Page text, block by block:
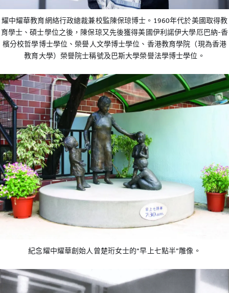
耀中耀華教育網絡行政總裁兼校監陳保琼博士。1960年代於美國取得教
育學士、碩士學位之後，陳保琼又先後獲得美國伊利諾伊大學厄巴納-香
檳分校哲學博士學位、榮譽人文學博士學位、香港教育學院（現為香港
教育大學）榮譽院士稱號及巴斯大學榮譽法學博士學位。
紀念耀中耀華創始人曾楚珩女士的“早上七點半”雕像。